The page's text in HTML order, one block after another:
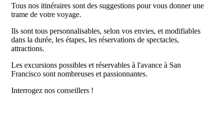
Tous nos itinéraires sont des suggestions pour vous donner une
trame de votre voyage.
Ils sont tous personnalisables, selon vos envies, et modifiables
dans la durée, les étapes, les réservations de spectacles,
attractions.
Les excursions possibles et réservables à l'avance à San
Francisco sont nombreuses et passionnantes.
Interrogez nos conseillers !